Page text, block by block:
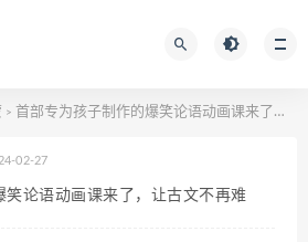
> 首部专为孩子制作的爆笑论语动画课来了，让古文不再难懂，考点轻松掌握！
02-27
笑论语动画课来了，让古文不再难